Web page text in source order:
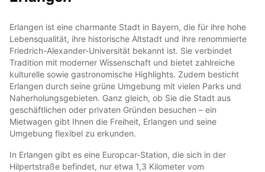
Erlangen ist eine charmante Stadt in Bayern, die für ihre hohe
Lebensqualität, ihre historische Altstadt und ihre renommierte
Friedrich-Alexander-Universität bekannt ist. Sie verbindet
Tradition mit moderner Wissenschaft und bietet zahlreiche
kulturelle sowie gastronomische Highlights. Zudem besticht
Erlangen durch seine grüne Umgebung mit vielen Parks und
Naherholungsgebieten. Ganz gleich, ob Sie die Stadt aus
geschäftlichen oder privaten Gründen besuchen – ein
Mietwagen gibt Ihnen die Freiheit, Erlangen und seine
Umgebung flexibel zu erkunden.
In Erlangen gibt es eine Europcar-Station, die sich in der
Hilpertstraße befindet, nur etwa 1,3 Kilometer vom